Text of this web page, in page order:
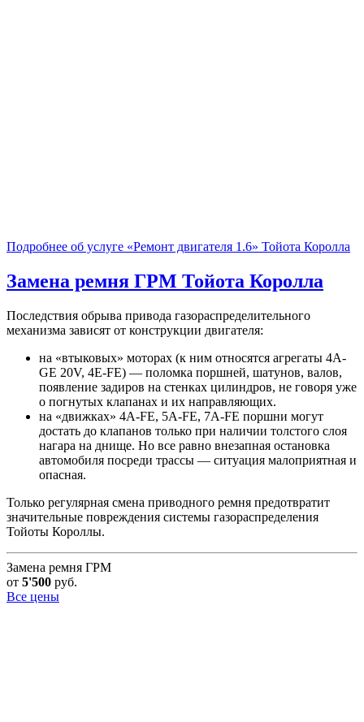
Подробнее об услуге «Ремонт двигателя 1.6» Тойота Королла
Замена ремня ГРМ Тойота Королла
Последствия обрыва привода газораспределительного
механизма зависят от конструкции двигателя:
на «втыковых» моторах (к ним относятся агрегаты 4A-
GE 20V, 4E-FE) — поломка поршней, шатунов, валов,
появление задиров на стенках цилиндров, не говоря уже
о погнутых клапанах и их направляющих.
на «движках» 4А-FE, 5А-FE, 7А-FE поршни могут
достать до клапанов только при наличии толстого слоя
нагара на днище. Но все равно внезапная остановка
автомобиля посреди трассы — ситуация малоприятная и
опасная.
Только регулярная смена приводного ремня предотвратит
значительные повреждения системы газораспределения
Тойоты Короллы.
Замена ремня ГРМ
от 5'500 руб.
Все цены